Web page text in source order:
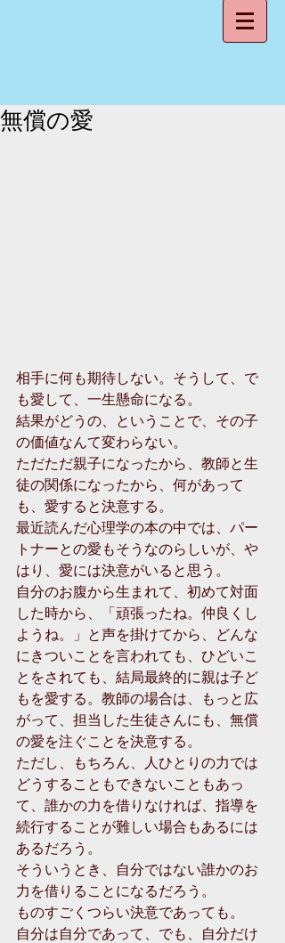
無償の愛
相手に何も期待しない。そうして、で
も愛して、一生懸命になる。
結果がどうの、ということで、その子
の価値なんて変わらない。
ただただ親子になったから、教師と生
徒の関係になったから、何があって
も、愛すると決意する。
最近読んだ心理学の本の中では、パー
トナーとの愛もそうなのらしいが、や
はり、愛には決意がいると思う。
自分のお腹から生まれて、初めて対面
した時から、「頑張ったね。仲良くし
ようね。」と声を掛けてから、どんな
にきついことを言われても、ひどいこ
とをされても、結局最終的に親は子ど
もを愛する。教師の場合は、もっと広
がって、担当した生徒さんにも、無償
の愛を注ぐことを決意する。
ただし、もちろん、人ひとりの力では
どうすることもできないこともあっ
て、誰かの力を借りなければ、指導を
続行することが難しい場合もあるには
あるだろう。
そういうとき、自分ではない誰かのお
力を借りることになるだろう。
ものすごくつらい決意であっても。
自分は自分であって、でも、自分だけ